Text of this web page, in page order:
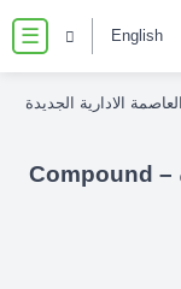
☰ English
العاصمة الادارية الجديدة
كمبوند مداي العاصمة الإدارية الجديدة – Compound